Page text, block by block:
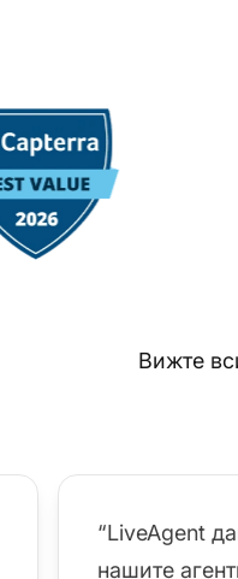
Вижте
“LiveAgent
нашите